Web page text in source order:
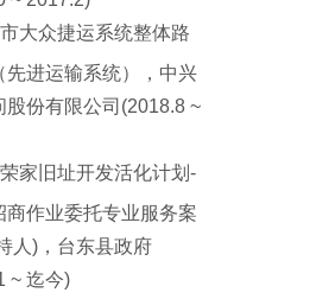
大众捷运系统整体路
先进运输系统），中兴
股份有限公司(2018.8 ~
家旧址开发活化计划-
商作业委托专业服务案
人)，台东县政府
~ 迄今)